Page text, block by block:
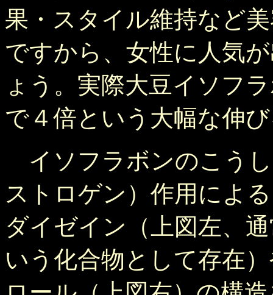
果・スタイル維持など
ですから、女性に人気
ょう。実際大豆イソフ
で４倍という大幅な伸
イソフラボンのこう
ストロゲン）作用によ
ダイゼイン（上図左、
いう化合物として存在